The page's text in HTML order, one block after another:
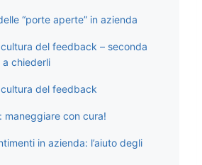
“porte aperte” in azienda
del feedback – seconda
a chiederli
del feedback
maneggiare con cura!
in azienda: l’aiuto degli